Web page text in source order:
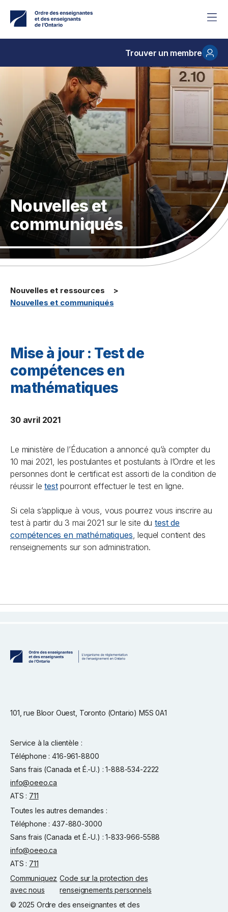
contenu
Trouver un membre
Nouvelles et
communiqués
Nouvelles et ressources
Nouvelles et communiqués
Mise à jour : Test de
compétences en
mathématiques
30 avril 2021
Le ministère de l’Éducation a annoncé qu’à compter du
10 mai 2021, les postulantes et postulants à l’Ordre et les
personnes dont le certificat est assorti de la condition de
réussir letestpourront effectuer le test en ligne.
Si cela s’applique à vous, vous pourrez vous inscrire au
test à partir du 3 mai 2021 sur le site dutest de
compétences en mathématiques, lequel contient des
renseignements sur son administration.
101, rue Bloor Ouest, Toronto (Ontario) M5S 0A1
Service à la clientèle :
Téléphone : 416-961-8800
Sans frais (Canada et É.-U.) : 1-888-534-2222
info@oeeo.ca
ATS : 711
Toutes les autres demandes :
Téléphone : 437-880-3000
Sans frais (Canada et É.-U.) : 1-833-966-5588
info@oeeo.ca
ATS : 711
Communiquez
avec nous
Code sur la protection des
renseignements personnels
© 2025 Ordre des enseignantes et des